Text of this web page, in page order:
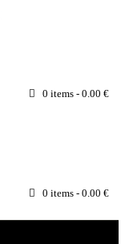
0 items - 0.00 €
0 items - 0.00 €